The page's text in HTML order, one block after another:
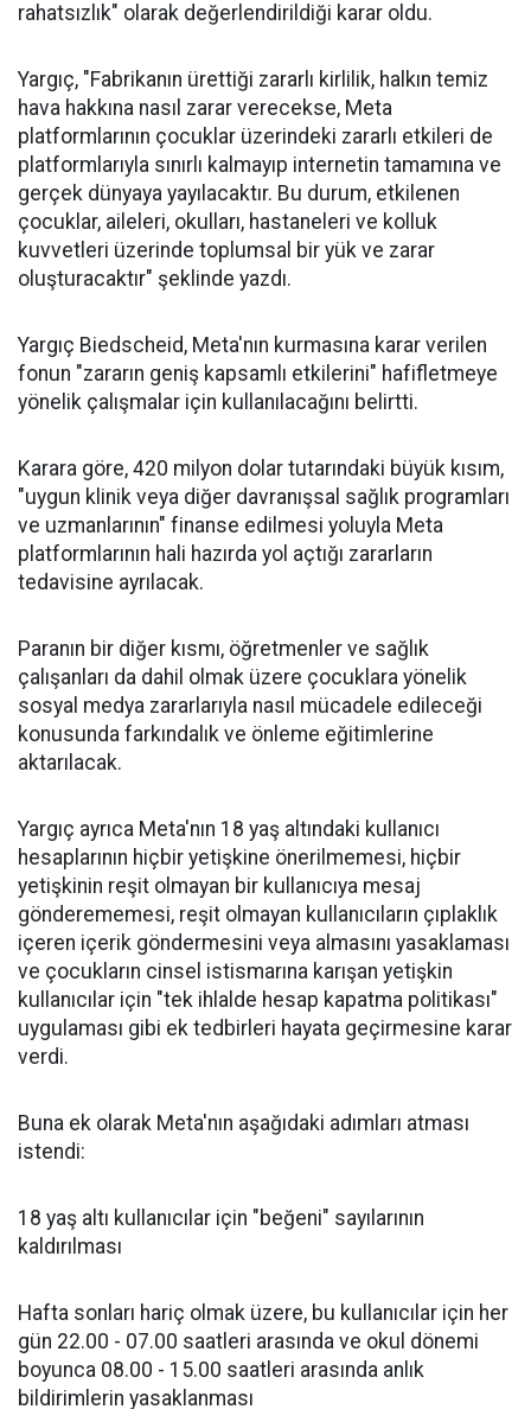
rahatsızlık" olarak değerlendirildiği karar oldu.
Yargıç, "Fabrikanın ürettiği zararlı kirlilik, halkın temiz
hava hakkına nasıl zarar verecekse, Meta
platformlarının çocuklar üzerindeki zararlı etkileri de
platformlarıyla sınırlı kalmayıp internetin tamamına ve
gerçek dünyaya yayılacaktır. Bu durum, etkilenen
çocuklar, aileleri, okulları, hastaneleri ve kolluk
kuvvetleri üzerinde toplumsal bir yük ve zarar
oluşturacaktır" şeklinde yazdı.
Yargıç Biedscheid, Meta'nın kurmasına karar verilen
fonun "zararın geniş kapsamlı etkilerini" hafifletmeye
yönelik çalışmalar için kullanılacağını belirtti.
Karara göre, 420 milyon dolar tutarındaki büyük kısım,
"uygun klinik veya diğer davranışsal sağlık programları
ve uzmanlarının" finanse edilmesi yoluyla Meta
platformlarının hali hazırda yol açtığı zararların
tedavisine ayrılacak.
Paranın bir diğer kısmı, öğretmenler ve sağlık
çalışanları da dahil olmak üzere çocuklara yönelik
sosyal medya zararlarıyla nasıl mücadele edileceği
konusunda farkındalık ve önleme eğitimlerine
aktarılacak.
Yargıç ayrıca Meta'nın 18 yaş altındaki kullanıcı
hesaplarının hiçbir yetişkine önerilmemesi, hiçbir
yetişkinin reşit olmayan bir kullanıcıya mesaj
gönderememesi, reşit olmayan kullanıcıların çıplaklık
içeren içerik göndermesini veya almasını yasaklaması
ve çocukların cinsel istismarına karışan yetişkin
kullanıcılar için "tek ihlalde hesap kapatma politikası"
uygulaması gibi ek tedbirleri hayata geçirmesine karar
verdi.
Buna ek olarak Meta'nın aşağıdaki adımları atması
istendi:
18 yaş altı kullanıcılar için "beğeni" sayılarının
kaldırılması
Hafta sonları hariç olmak üzere, bu kullanıcılar için her
gün 22.00 - 07.00 saatleri arasında ve okul dönemi
boyunca 08.00 - 15.00 saatleri arasında anlık
bildirimlerin yasaklanması